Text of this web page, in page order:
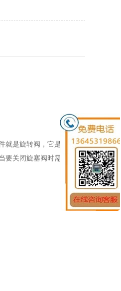
就是旋转阀，它是一种快
要关闭旋塞阀时需要先转